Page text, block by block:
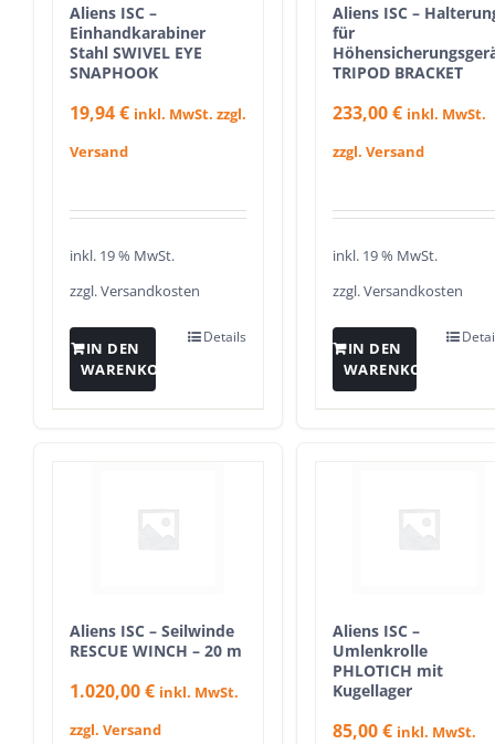
Aliens ISC –
Einhandkarabiner
Stahl SWIVEL EYE
SNAPHOOK
19,94€ inkl. MwSt. zzgl.
Versand
inkl. 19 % MwSt.
zzgl.Versandkosten
IN DEN
WARENKORB
Details
Aliens ISC –
für
TRIPOD BRACKET
233,00€ inkl. MwSt.
zzgl. Versand
inkl. 19 % MwSt.
zzgl.Versandkosten
IN DEN
WARENKORB
Aliens ISC – Seilwinde
RESCUE WINCH – 20 m
1.020,00€ inkl. MwSt.
zzgl. Versand
Aliens ISC –
Umlenkrolle
PHLOTICH mit
Kugellager
85,00€ inkl. MwSt.